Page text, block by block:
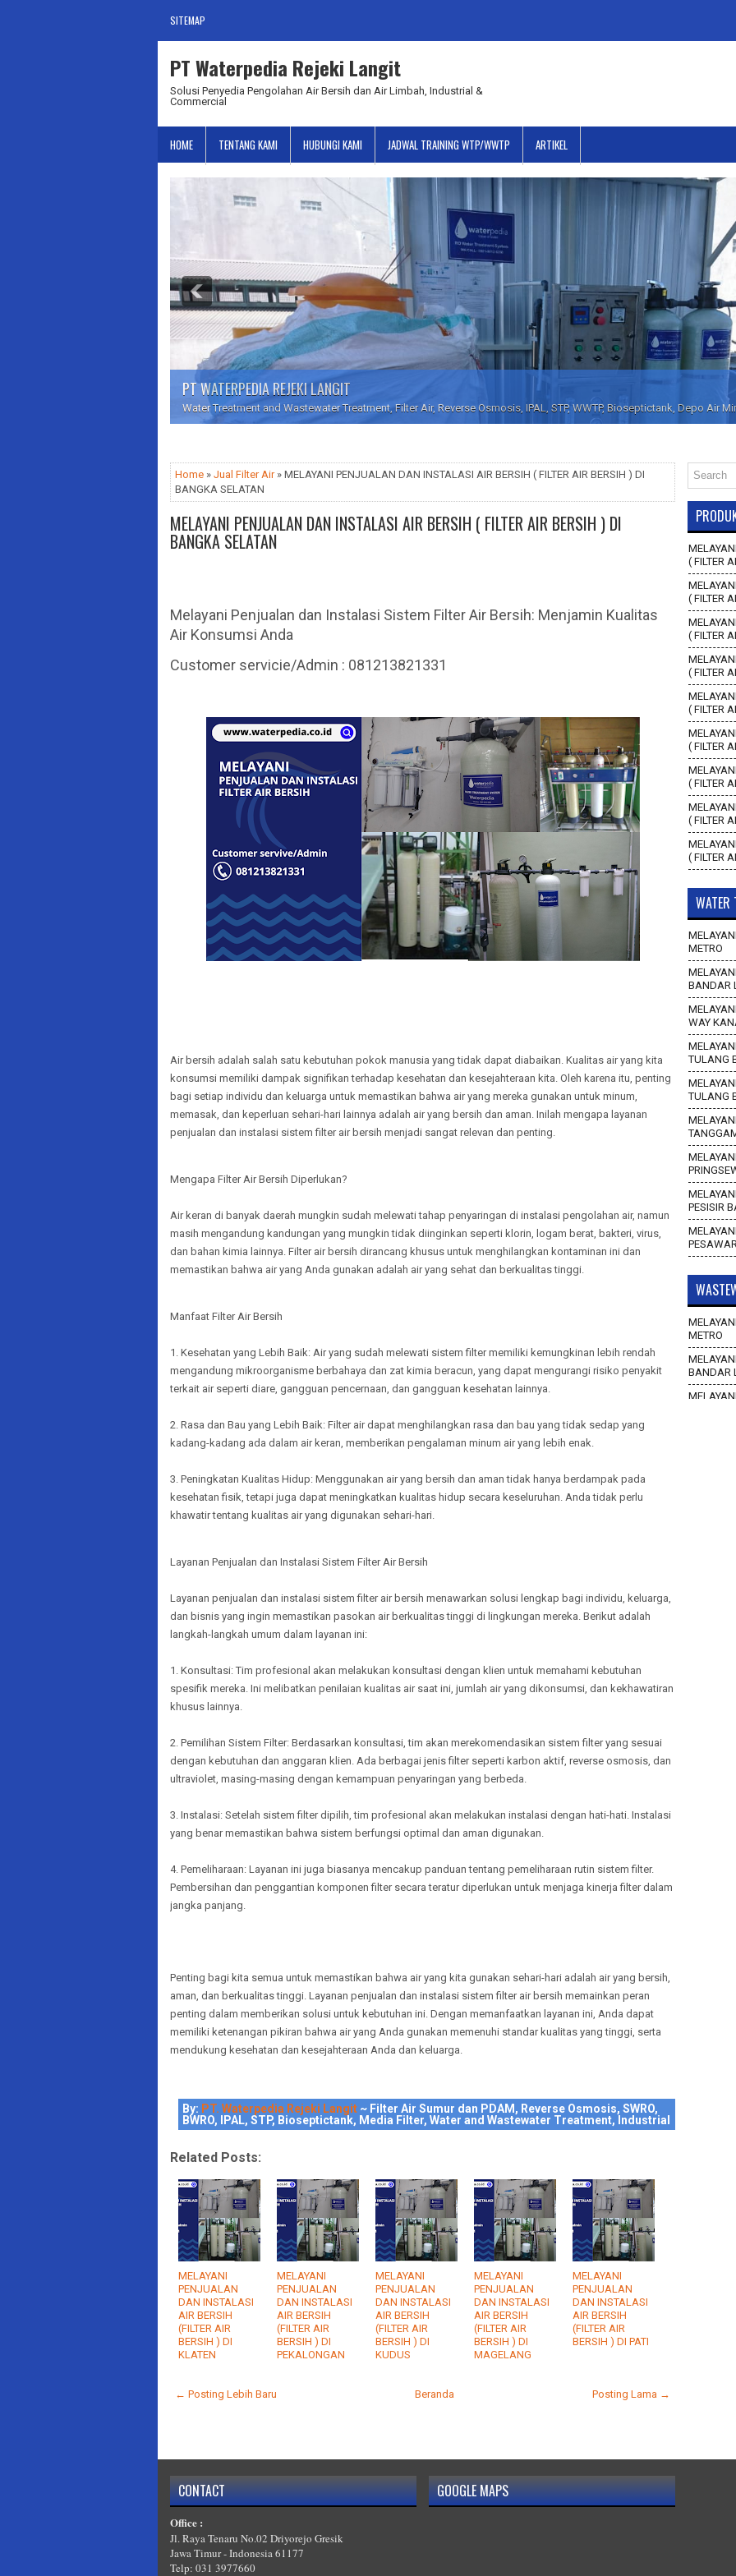
SITEMAP
PT Waterpedia Rejeki Langit
Solusi Penyedia Pengolahan Air Bersih dan Air Limbah, Industrial &
Commercial
HOME TENTANG KAMI HUBUNGI KAMI JADWAL TRAINING WTP/WWTP ARTIKEL
PT WATERPEDIA REJEKI LANGIT
Water Treatment and Wastewater Treatment, Filter Air, Reverse Osmosis, IPAL, STP, WWTP, Bioseptictank, Depo Air
Home » Jual Filter Air» MELAYANI PENJUALAN DAN INSTALASI AIR BERSIH ( FILTER AIR BERSIH ) DI
BANGKA SELATAN
MELAYANI PENJUALAN DAN INSTALASI AIR BERSIH ( FILTER AIR BERSIH ) DI
BANGKA SELATAN
Melayani Penjualan dan Instalasi Sistem Filter Air Bersih: Menjamin Kualitas
Air Konsumsi Anda
Customer servicie/Admin : 081213821331
Air bersih adalah salah satu kebutuhan pokok manusia yang tidak dapat diabaikan. Kualitas air yang kita
konsumsi memiliki dampak signifikan terhadap kesehatan dan kesejahteraan kita. Oleh karena itu, penting
bagi setiap individu dan keluarga untuk memastikan bahwa air yang mereka gunakan untuk minum,
memasak, dan keperluan sehari-hari lainnya adalah air yang bersih dan aman. Inilah mengapa layanan
penjualan dan instalasi sistem filter air bersih menjadi sangat relevan dan penting.
Mengapa Filter Air Bersih Diperlukan?
Air keran di banyak daerah mungkin sudah melewati tahap penyaringan di instalasi pengolahan air, namun
masih mengandung kandungan yang mungkin tidak diinginkan seperti klorin, logam berat, bakteri, virus,
dan bahan kimia lainnya. Filter air bersih dirancang khusus untuk menghilangkan kontaminan ini dan
memastikan bahwa air yang Anda gunakan adalah air yang sehat dan berkualitas tinggi.
Manfaat Filter Air Bersih
1. Kesehatan yang Lebih Baik: Air yang sudah melewati sistem filter memiliki kemungkinan lebih rendah
mengandung mikroorganisme berbahaya dan zat kimia beracun, yang dapat mengurangi risiko penyakit
terkait air seperti diare, gangguan pencernaan, dan gangguan kesehatan lainnya.
2. Rasa dan Bau yang Lebih Baik: Filter air dapat menghilangkan rasa dan bau yang tidak sedap yang
kadang-kadang ada dalam air keran, memberikan pengalaman minum air yang lebih enak.
3. Peningkatan Kualitas Hidup: Menggunakan air yang bersih dan aman tidak hanya berdampak pada
kesehatan fisik, tetapi juga dapat meningkatkan kualitas hidup secara keseluruhan. Anda tidak perlu
khawatir tentang kualitas air yang digunakan sehari-hari.
Layanan Penjualan dan Instalasi Sistem Filter Air Bersih
Layanan penjualan dan instalasi sistem filter air bersih menawarkan solusi lengkap bagi individu, keluarga,
dan bisnis yang ingin memastikan pasokan air berkualitas tinggi di lingkungan mereka. Berikut adalah
langkah-langkah umum dalam layanan ini:
1. Konsultasi: Tim profesional akan melakukan konsultasi dengan klien untuk memahami kebutuhan
spesifik mereka. Ini melibatkan penilaian kualitas air saat ini, jumlah air yang dikonsumsi, dan kekhawatiran
khusus lainnya.
2. Pemilihan Sistem Filter: Berdasarkan konsultasi, tim akan merekomendasikan sistem filter yang sesuai
dengan kebutuhan dan anggaran klien. Ada berbagai jenis filter seperti karbon aktif, reverse osmosis, dan
ultraviolet, masing-masing dengan kemampuan penyaringan yang berbeda.
3. Instalasi: Setelah sistem filter dipilih, tim profesional akan melakukan instalasi dengan hati-hati. Instalasi
yang benar memastikan bahwa sistem berfungsi optimal dan aman digunakan.
4. Pemeliharaan: Layanan ini juga biasanya mencakup panduan tentang pemeliharaan rutin sistem filter.
Pembersihan dan penggantian komponen filter secara teratur diperlukan untuk menjaga kinerja filter dalam
jangka panjang.
Penting bagi kita semua untuk memastikan bahwa air yang kita gunakan sehari-hari adalah air yang bersih,
aman, dan berkualitas tinggi. Layanan penjualan dan instalasi sistem filter air bersih memainkan peran
penting dalam memberikan solusi untuk kebutuhan ini. Dengan memanfaatkan layanan ini, Anda dapat
memiliki ketenangan pikiran bahwa air yang Anda gunakan memenuhi standar kualitas yang tinggi, serta
mendukung kesehatan dan kesejahteraan Anda dan keluarga.
By: PT. Waterpedia Rejeki Langit ~ Filter Air Sumur dan PDAM, Reverse Osmosis, SWRO,
BWRO, IPAL, STP, Bioseptictank, Media Filter, Water and Wastewater Treatment, Industrial
Related Posts:
MELAYANI
PENJUALAN
DAN INSTALASI
AIR BERSIH
(FILTER AIR
BERSIH ) DI
KLATEN
MELAYANI
PENJUALAN
DAN INSTALASI
AIR BERSIH
(FILTER AIR
BERSIH ) DI
PEKALONGAN
MELAYANI
PENJUALAN
DAN INSTALASI
AIR BERSIH
(FILTER AIR
BERSIH ) DI
KUDUS
MELAYANI
PENJUALAN
DAN INSTALASI
AIR BERSIH
(FILTER AIR
BERSIH ) DI
MAGELANG
MELAYANI
PENJUALAN
DAN INSTALASI
AIR BERSIH
(FILTER AIR
BERSIH ) DI PATI
← Posting Lebih Baru Posting Lama →
Beranda
( FILTER
( FILTER
( FILTER
( FILTER
( FILTER
( FILTER
( FILTER
( FILTER
( FILTER
WATER
METRO
BANDAR
WAY
TULANG
TULANG
PESISIR
METRO
BANDAR
CONTACT
Office :
Jl. Raya Tenaru No.02 Driyorejo Gresik
Jawa Timur - Indonesia 61177
Telp: 031 3977660
GOOGLE MAPS